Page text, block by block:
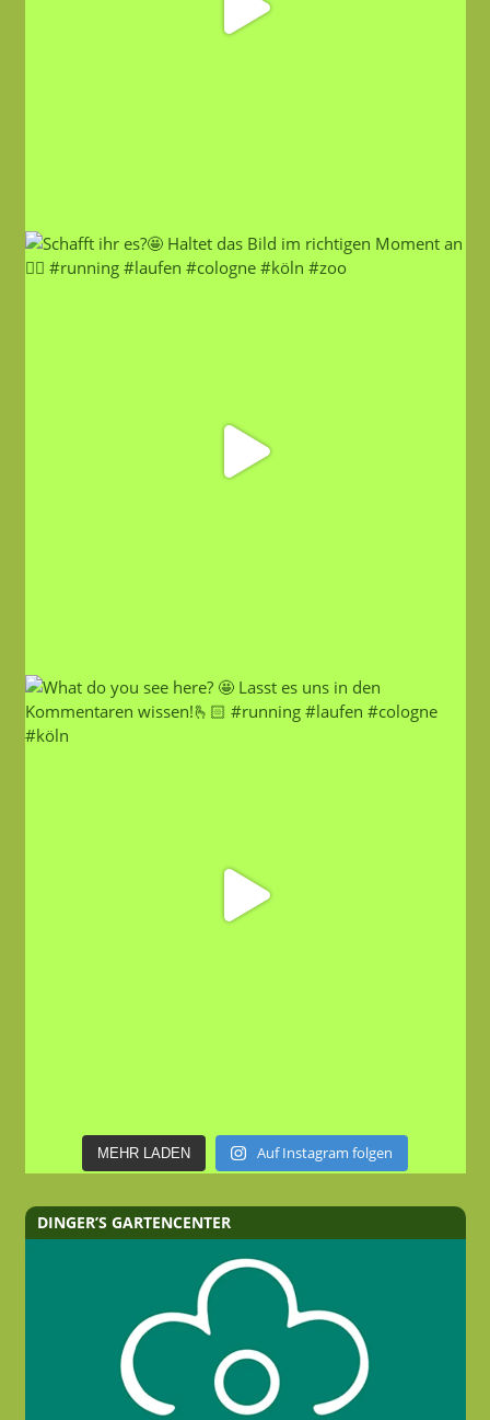
MEHR LADEN Auf Instagram folgen
DINGER’S GARTENCENTER